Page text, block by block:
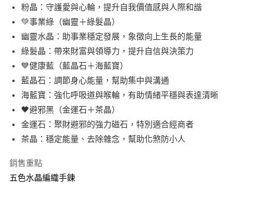
【注意事項】
用戶於交易時，得透過本服務購買商品或服務，並由商店將買賣／分期付款
買賣價金債權讓與本公司後，依約使用本公司帳單繳交帳款。
2.基於同意付款使用「大哥付你分期」之契約關係目的，商店將以您的個人
資料（包含姓名、電話或地址）提供予台灣大哥大進項蒐集、處理及利用，
由本公司與您本人進行分期帳單所需資料之確認、核對及更正。
3.完整用戶服務條款，請詳閱以下連結：https://oppay.tw/userRule
付款後萊爾富取貨
每筆NT$8,888，滿NT$8,888(含以上)免運費
7-11取貨付款
每筆NT$80，滿NT$1,000(含以上)免運費
付款後7-11取貨
每筆NT$80，滿NT$1,000(含以上)免運費
宅配
每筆NT$100，滿NT$1,000(含以上)免運費
付款後門市自取
免運費
粉晶：守護愛與心輪，提升自我價值感與人際和諧
💚事業綠（幽靈＋綠髮晶）
幽靈水晶：助事業穩定發展，象徵向上生長的能量
綠髮晶：帶來財富與領導力，提升自信與決策力
💙健康藍（藍晶石＋海藍寶）
藍晶石：調節身心能量，幫助集中與溝通
海藍寶：強化呼吸道與喉輪，有助情緒平穩與表達清晰
🖤避邪黑（金運石＋茶晶）
金運石：聚財避邪的強力磁石，特別適合經商者
茶晶：穩定能量、去除雜念，幫助化煞防小人
銷售重點
五色水晶編織手鍊